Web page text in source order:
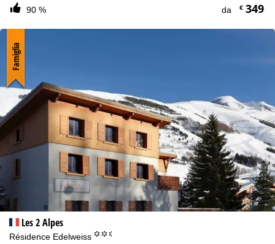
90 %
da €349
Les 2 Alpes
Résidence Edelweiss °°.
Famiglia